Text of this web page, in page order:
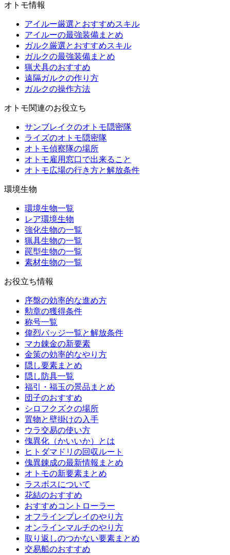
オトモ情報
アイルー厳選とおすすめスキル
アイルーの最強装備まとめ
ガルク厳選とおすすめスキル
ガルクの最強装備まとめ
猟犬具のおすすめ
遠隔ガルクの作り方
ガルクの操作方法
オトモ関連のお役立ち
サンブレイクのオトモ隠密隊
ライズのオトモ隠密隊
オトモ偵察隊の場所
オトモ雇用窓口で出来ること
オトモ広場の行き方と解放条件
環境生物
環境生物一覧
レア環境生物
強化生物の一覧
猟具生物の一覧
罠型生物の一覧
素材生物の一覧
お役立ち情報
序盤の効率的な進め方
勲章の獲得条件
称号一覧
偉烈バッジ一覧と解放条件
マカ錬金の新要素
金策の効率的なやり方
隠し要素まとめ
隠し防具一覧
福引・福玉の景品まとめ
団子のおすすめ
シロフクズクの場所
置物と壁掛けの入手
ウラ交易の使い方
傀異化（かいいか）とは
ヒトダマドリの回収ルート
傀異錬成の最新情報まとめ
オトモの新要素まとめ
ラスボスについて
花結のおすすめ
おすすめコントローラー
オフラインプレイのやり方
オンラインマルチのやり方
取り返しのつかない要素まとめ
交易船のおすすめ